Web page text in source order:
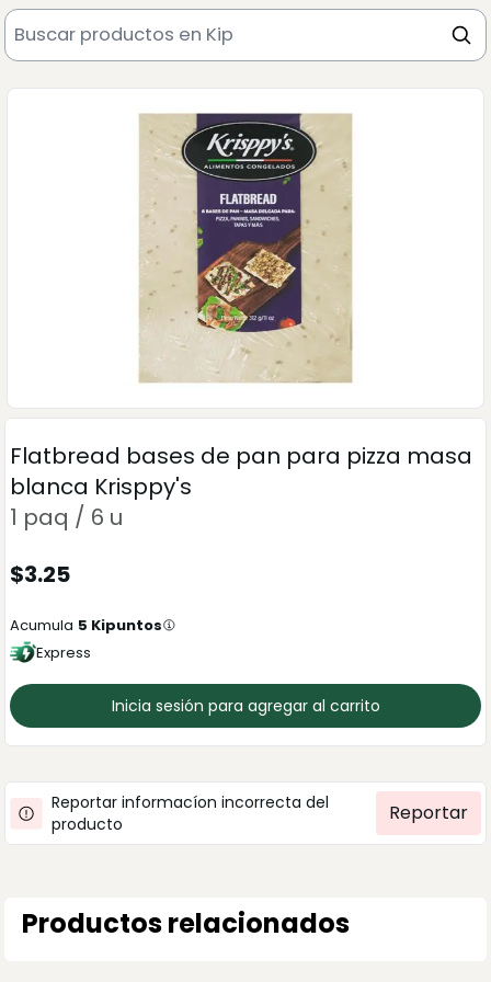
Flatbread bases de pan para pizza masa
blanca Krisppy's
1 paq / 6 u
$3.25
Acumula 5 Kipuntos
Express
Inicia sesión para agregar al carrito
Reportar informacíon incorrecta del
producto
Reportar
Productos relacionados